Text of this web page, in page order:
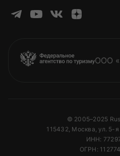
ООО
© 2005–2025
115432, Москва, ул. 5-
ИНН:
ОГРН: